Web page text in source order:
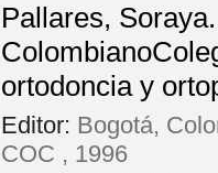
Pallares,
ortodoncia y
Editor: Bogotá,
COC , 1996